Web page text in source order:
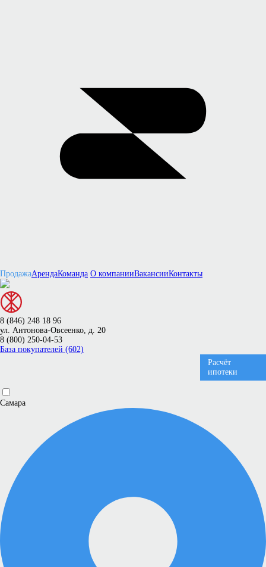
ПродажаАрендаКоманда О компанииВакансииКонтакты
8 (846) 248 18 96
ул. Антонова-Овсеенко, д. 20
8 (800) 250-04-53
База покупателей (602)
Расчёт
ипотеки
Самара